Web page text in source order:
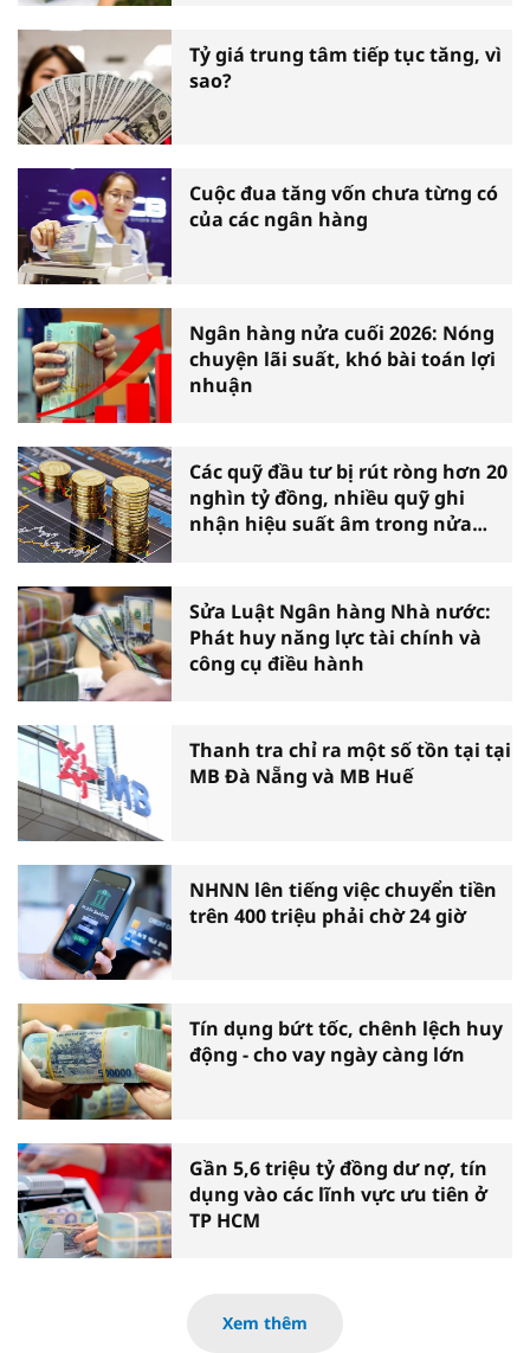
Tỷ giá trung tâm tiếp tục tăng, vì
sao?
Cuộc đua tăng vốn chưa từng có
của các ngân hàng
Ngân hàng nửa cuối 2026: Nóng
chuyện lãi suất, khó bài toán lợi
nhuận
Các quỹ đầu tư bị rút ròng hơn 20
nghìn tỷ đồng, nhiều quỹ ghi
nhận hiệu suất âm trong nửa
Sửa Luật Ngân hàng Nhà nước:
Phát huy năng lực tài chính và
công cụ điều hành
Thanh tra chỉ ra một số tồn tại tại
MB Đà Nẵng và MB Huế
NHNN lên tiếng việc chuyển tiền
trên 400 triệu phải chờ 24 giờ
Tín dụng bứt tốc, chênh lệch huy
động - cho vay ngày càng lớn
Gần 5,6 triệu tỷ đồng dư nợ, tín
dụng vào các lĩnh vực ưu tiên ở
TP HCM
Xem thêm